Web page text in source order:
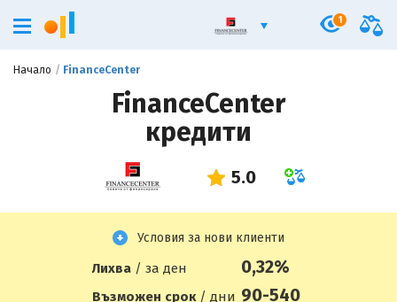
Начало FinanceCenter
FinanceCenter
кредити
Условия за нови клиенти
Лихва / за ден 0,32%
Възможен срок / дни 90-540
1